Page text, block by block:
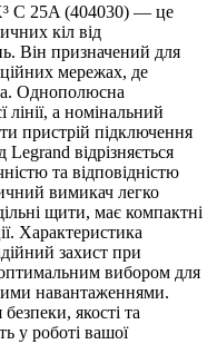
C 25A (404030) — це
кіл від
Він призначений для
мережах, де
Однополюсна
лінії, а номінальний
пристрій підключення
відрізняється
та відповідністю
вимикач легко
щити, має компактні
Характеристика
захист при
вибором для
навантаженнями.
якості та
у роботі вашої